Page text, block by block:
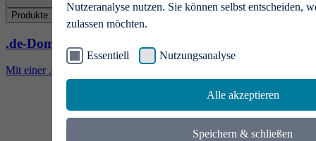
Nutzeranalyse nutzen. Sie können selbst entscheiden,
zulassen möchten.
Essentiell Nutzungsanalyse
Alle akzeptieren
Speichern & schließen
Produkte
.de-Domains
Mit einer .de-Domain erhalten Ideen eine Bühne